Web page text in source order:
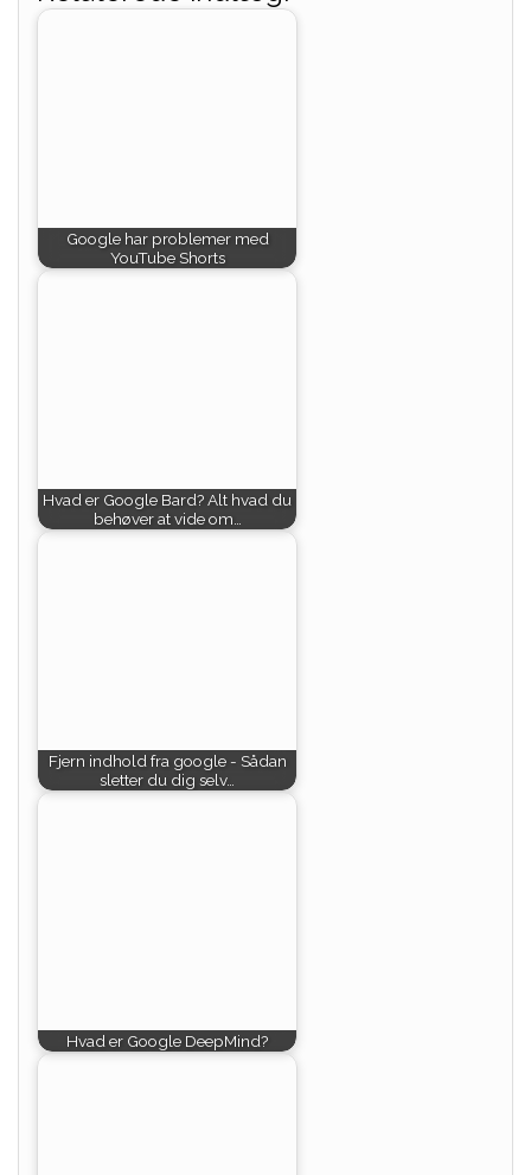
Google har problemer med
YouTube Shorts
Hvad er Google Bard? Alt hvad du
behøver at vide om…
Fjern indhold fra google - Sådan
sletter du dig selv…
Hvad er Google DeepMind?